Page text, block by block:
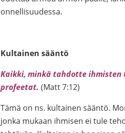
onnellisuudessa.
Kultainen sääntö
Kaikki, minkä tahdotte ihmisten
profeetat. (Matt 7:12)
Tämä on ns. kultainen sääntö.
jonka mukaan ihmisen ei tule